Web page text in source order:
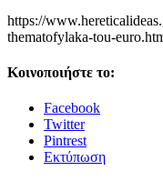
https://
thematofylaka-tou-
Κοινοποιήστε το:
Facebook
Twitter
Pintrest
Εκτύπωση